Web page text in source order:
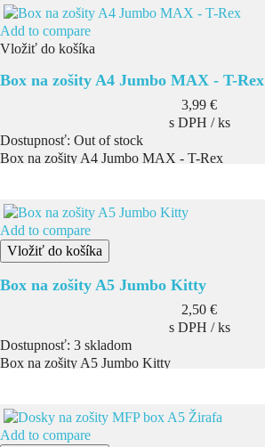
Add to compare
Vložiť do košíka
Box na zošity A4 Jumbo MAX - T-Rex
Cena
3,99 €
s DPH / ks
Dostupnosť: Out of stock
Box na zošity A4 Jumbo MAX - T-Rex
Add to compare
Vložiť do košíka
Box na zošity A5 Jumbo Kitty
Cena
2,50 €
s DPH / ks
Dostupnosť: 3 skladom
Box na zošity A5 Jumbo Kitty
Add to compare